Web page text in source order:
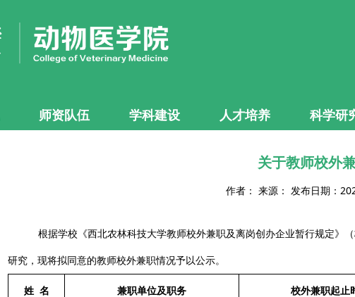
师资队伍 学科建设 人才培养 科学研
关于教师校外
作者： 来源： 发布日期：
根据学校《西北农林科技大学教师校外兼职及离岗创办企业暂行规定》
研究，现将拟同意的教师校外兼职情况予以公示。
姓 名 兼职单位及职务 校外兼职起止